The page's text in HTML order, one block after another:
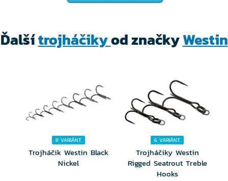
Pripravené na voľný pohyb
UV farebné
Ďalšítrojháčikyod značkyWestin
8 VARIÁNT
Trojháčik Westin Black
Nickel
6 VARIÁNT
Trojháčiky Westin
Rigged Seatrout Treble
Hooks